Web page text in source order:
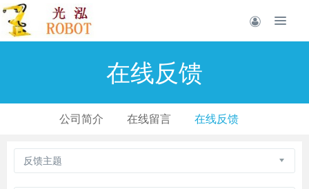
在线反馈
公司简介 在线留言 在线反馈